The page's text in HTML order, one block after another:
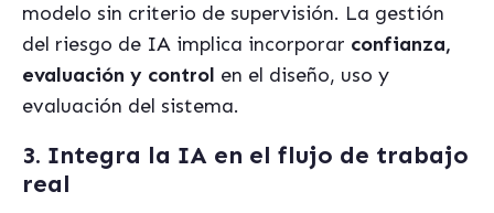
modelo sin criterio de supervisión. La gestión
del riesgo de IA implica incorporar confianza,
evaluación y control en el diseño, uso y
evaluación del sistema.
3. Integra la IA en el flujo de trabajo
real